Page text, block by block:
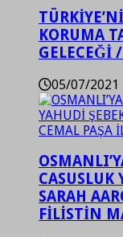
KORUMA
GELECEĞİ
05/07/2021
CASUSLUK
SARAH
FİLİSTİN